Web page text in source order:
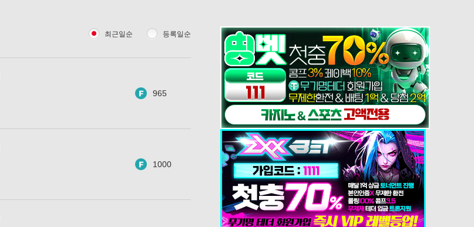
최근일순 등록일순
965
1000